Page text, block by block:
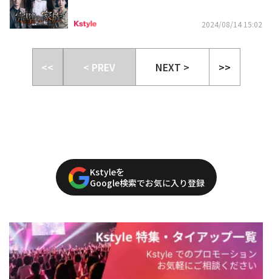
2024/08/14 15:02
<< < PREV NEXT > >>
Kstyleを
Google検索でお気に入り登録